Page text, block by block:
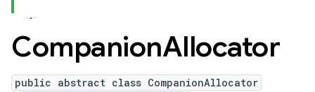
CompanionAllocator
public abstract class CompanionAllocator